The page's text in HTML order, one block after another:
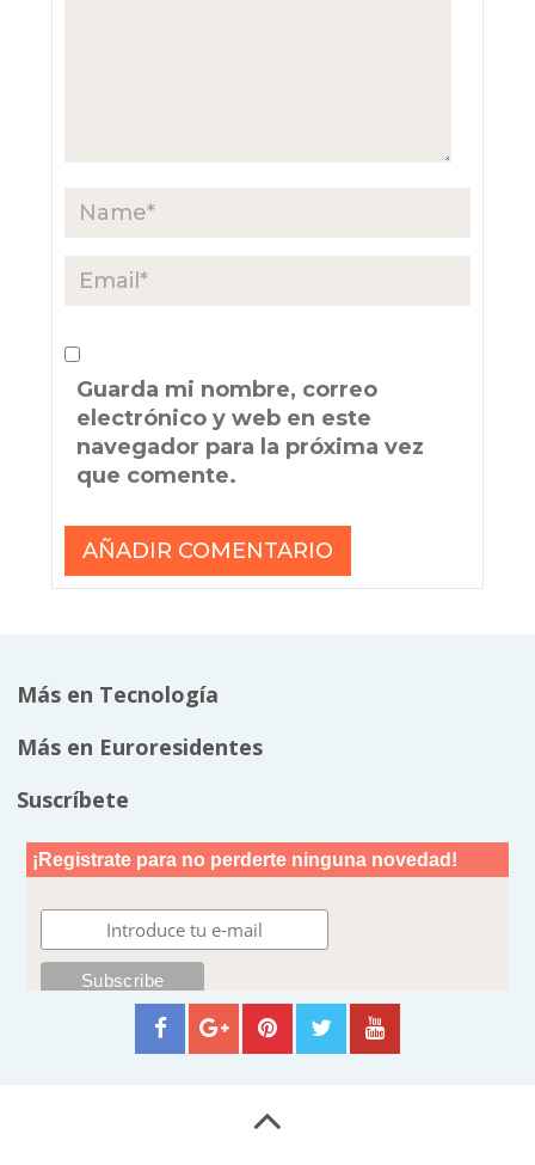
Guarda mi nombre, correo
electrónico y web en este
navegador para la próxima vez
que comente.
Más en Tecnología
Más en Euroresidentes
Suscríbete